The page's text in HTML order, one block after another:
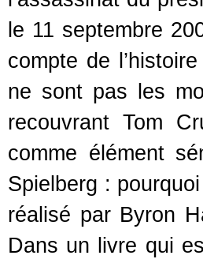
le 11 septembre
compte de
ne sont pas les
recouvrant Tom
comme élément
Spielberg :
réalisé par Byron
Dans un livre qui